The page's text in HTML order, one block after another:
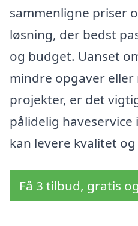
sammenligne priser
løsning, der bedst
og budget. Uanset
mindre opgaver
projekter, er det
pålidelig
kan levere kvalitet
Få 3 tilbud, gratis